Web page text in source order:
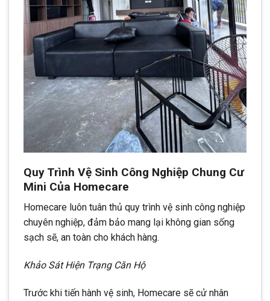
Quy Trình Vệ Sinh Công Nghiệp Chung Cư
Mini Của Homecare
Homecare luôn tuân thủ quy trình vệ sinh công nghiệp
chuyên nghiệp, đảm bảo mang lại không gian sống
sạch sẽ, an toàn cho khách hàng.
Khảo Sát Hiện Trạng Căn Hộ
Trước khi tiến hành vệ sinh, Homecare sẽ cử nhân